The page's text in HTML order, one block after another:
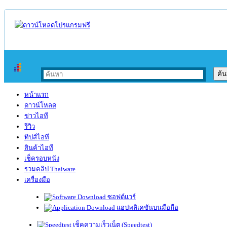
หน้าแรก
ดาวน์โหลด
ข่าวไอที
รีวิว
ทิปส์ไอที
สินค้าไอที
เช็ครอบหนัง
รวมคลิป Thaiware
เครื่องมือ
ซอฟต์แวร์
แอปพลิเคชันบนมือถือ
เช็คความเร็วเน็ต (Speedtest)